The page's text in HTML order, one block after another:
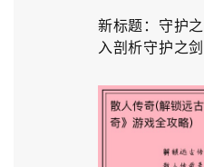
新标题：守护
入剖析守护之